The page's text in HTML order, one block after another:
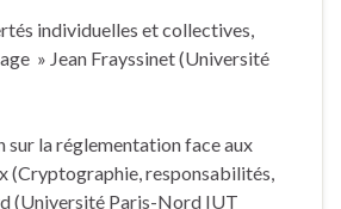
individuelles et collectives,
» Jean Frayssinet (Université
sur la réglementation face aux
(Cryptographie, responsabilités,
(Université Paris-Nord IUT